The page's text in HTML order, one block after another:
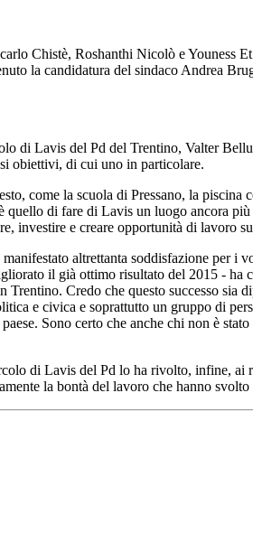
Chistè, Roshanthi Nicolò e Youness
la candidatura del sindaco Andrea
di Lavis del Pd del Trentino, Valter
obiettivi, di cui uno in particolare.
come la scuola di Pressano, la piscina
di fare di Lavis un luogo ancora
investire e creare opportunità di lavoro
altrettanta soddisfazione per i
il già ottimo risultato del 2015 - ha
Credo che questo successo sia
e civica e soprattutto un gruppo di
Sono certo che anche chi non è
di Lavis del Pd lo ha rivolto, infine,
la bontà del lavoro che hanno